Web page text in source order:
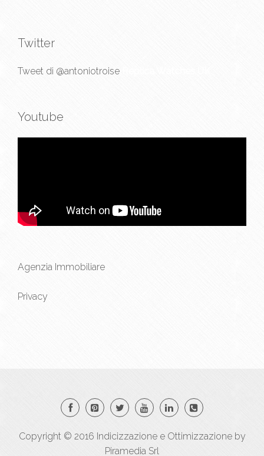
Twitter
Tweet di @antoniotroise
Youtube
Agenzia Immobiliare
Privacy
Copyright © 2016 Indicizzazionee Ottimizzazioneby
Piramedia Srl